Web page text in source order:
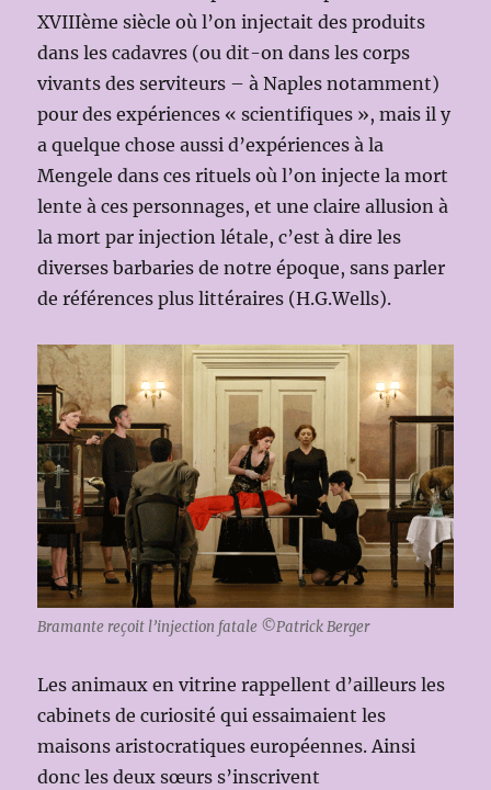
XVIIIème siècle où l’on injectait des produits
dans les cadavres (ou dit-on dans les corps
vivants des serviteurs – à Naples notamment)
pour des expériences « scientifiques », mais il y
a quelque chose aussi d’expériences à la
Mengele dans ces rituels où l’on injecte la mort
lente à ces personnages, et une claire allusion à
la mort par injection létale, c’est à dire les
diverses barbaries de notre époque, sans parler
de références plus littéraires (H.G.Wells).
Bramante reçoit l’injection fatale ©Patrick Berger
Les animaux en vitrine rappellent d’ailleurs les
cabinets de curiosité qui essaimaient les
maisons aristocratiques européennes. Ainsi
donc les deux sœurs s’inscrivent